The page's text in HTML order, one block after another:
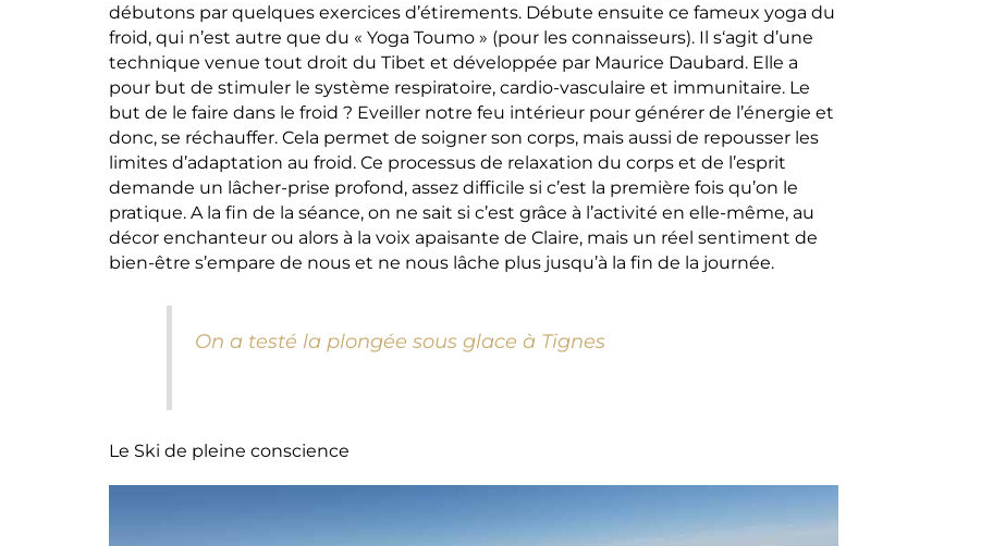
débutons par quelques exercices d’étirements. Débute ensuite ce fameux yoga du
froid, qui n’est autre que du « Yoga Toumo » (pour les connaisseurs). Il s‘agit d’une
technique venue tout droit du Tibet et développée par Maurice Daubard. Elle a
pour but de stimuler le système respiratoire, cardio-vasculaire et immunitaire. Le
but de le faire dans le froid ? Eveiller notre feu intérieur pour générer de l’énergie et
donc, se réchauffer. Cela permet de soigner son corps, mais aussi de repousser les
limites d’adaptation au froid. Ce processus de relaxation du corps et de l’esprit
demande un lâcher-prise profond, assez difficile si c’est la première fois qu’on le
pratique. A la fin de la séance, on ne sait si c’est grâce à l’activité en elle-même, au
décor enchanteur ou alors à la voix apaisante de Claire, mais un réel sentiment de
bien-être s’empare de nous et ne nous lâche plus jusqu’à la fin de la journée.
On a testé la plongée sous glace à Tignes
Le Ski de pleine conscience